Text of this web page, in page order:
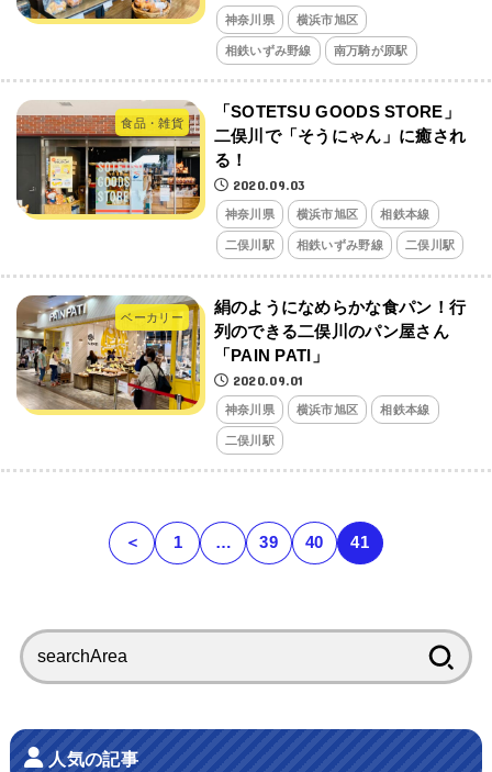
神奈川県 横浜市旭区
相鉄いずみ野線 南万騎が原駅
食品・雑貨
「SOTETSU GOODS STORE」
二俣川で「そうにゃん」に癒され
る！
2020.09.03
神奈川県 横浜市旭区 相鉄本線
二俣川駅 相鉄いずみ野線 二俣川駅
ベーカリー
絹のようになめらかな食パン！行
列のできる二俣川のパン屋さん
「PAIN PATI」
2020.09.01
神奈川県 横浜市旭区 相鉄本線
二俣川駅
＜ 1 … 39 40 41
索:
人気の記事